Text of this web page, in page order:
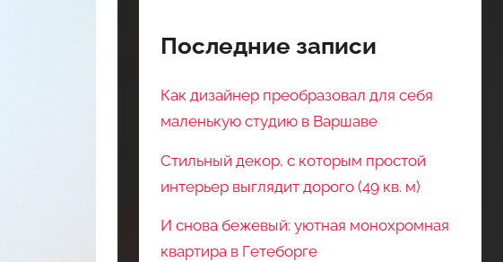
Последние записи
Как дизайнер преобразовал для себя
маленькую студию в Варшаве
Стильный декор, с которым простой
интерьер выглядит дорого (49 кв. м)
И снова бежевый: уютная монохромная
квартира в Гетеборге